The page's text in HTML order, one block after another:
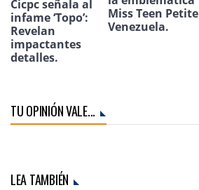
Cicpc señala al
infame ‘Topo’:
Revelan
impactantes
detalles.
Miss Teen Petite
Venezuela.
TU OPINIÓN VALE...
LEA TAMBIÉN